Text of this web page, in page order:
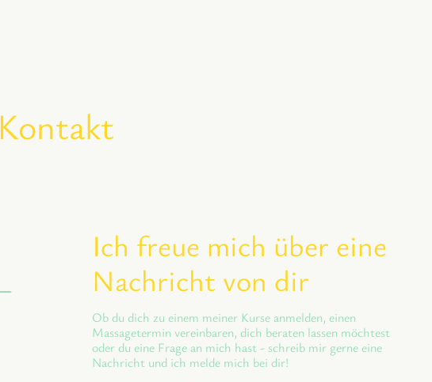
Kontakt
Ich freue mich über eine
Nachricht von dir
Ob du dich zu einem meiner Kurse anmelden, einen
Massagetermin vereinbaren, dich beraten lassen möchtest
oder du eine Frage an mich hast - schreib mir gerne eine
Nachricht und ich melde mich bei dir!